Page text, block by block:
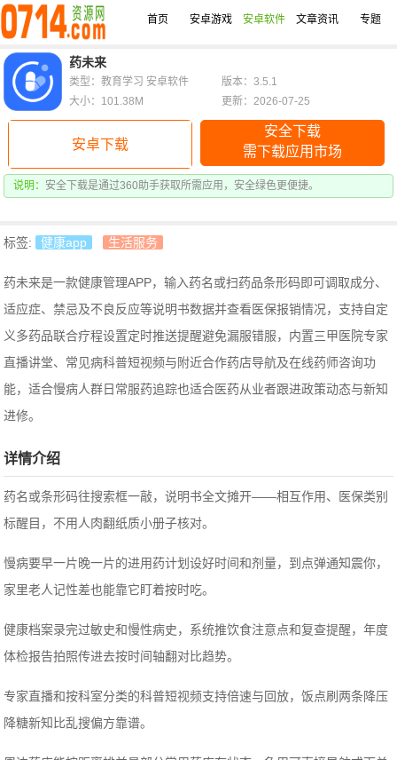
首页 安卓游戏 安卓软件 文章资讯 专题
药未来
安卓下载
安全下载
需下载应用市场
说明： 安全下载是通过360助手获取所需应用，安全绿色更便捷。
类型：教育学习 安卓软件
版本：3.5.1
大小：101.38M
更新：2026-07-25
标签: 健康app 生活服务
药未来是一款健康管理APP，输入药名或扫药品条形码即可调取成分、
适应症、禁忌及不良反应等说明书数据并查看医保报销情况，支持自定
义多药品联合疗程设置定时推送提醒避免漏服错服，内置三甲医院专家
直播讲堂、常见病科普短视频与附近合作药店导航及在线药师咨询功
能，适合慢病人群日常服药追踪也适合医药从业者跟进政策动态与新知
进修。
详情介绍
药名或条形码往搜索框一敲，说明书全文摊开——相互作用、医保类别
标醒目，不用人肉翻纸质小册子核对。
慢病要早一片晚一片的进用药计划设好时间和剂量，到点弹通知震你，
家里老人记性差也能靠它盯着按时吃。
健康档案录完过敏史和慢性病史，系统推饮食注意点和复查提醒，年度
体检报告拍照传进去按时间轴翻对比趋势。
专家直播和按科室分类的科普短视频支持倍速与回放，饭点刷两条降压
降糖新知比乱搜偏方靠谱。